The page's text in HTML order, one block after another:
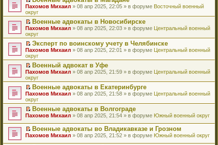
ю
б
щ
е
н
и
ю
о
м
у
с
о
о
б
щ
е
н
и
ю
и
т
а
н
н
о
м
у
с
о
о
б
щ
е
н
и
ю
е
п
р
о
ч
и
т
а
н
н
о
м
у
с
о
о
б
щ
е
н
ю
в
о
м
у
н
е
п
р
о
ч
и
т
а
н
н
о
м
у
с
о
б
щ
е
н
к
п
е
р
в
о
м
у
н
е
п
р
о
ч
и
т
а
н
н
о
м
у
с
о
й
т
и
к
п
е
р
в
о
м
у
н
е
п
р
о
ч
и
т
а
н
н
о
П
е
р
е
й
т
и
к
п
е
р
в
о
м
у
н
е
п
р
о
и
т
а
Пахомов Михаил » 08 апр 2025, 22:05 » в форуме Восточный военный
округ
П
е
р
е
й
т
и
к
п
е
р
в
о
м
у
н
п
р
о
ч
Военные адвокаты в Новосибирске
Пахомов Михаил » 08 апр 2025, 22:03 » в форуме Центральный военный
округ
П
е
р
е
й
т
и
к
п
е
р
в
о
м
у
н
Эксперт по воинскому учету в Челябинске
Пахомов Михаил » 08 апр 2025, 22:01 » в форуме Центральный военный
округ
П
е
р
е
й
т
и
к
п
е
р
в
Военный адвокат в Уфе
Пахомов Михаил » 08 апр 2025, 21:59 » в форуме Центральный военный
округ
П
е
р
е
й
и
к
п
Военные адвокаты в Екатеринбурге
Пахомов Михаил » 08 апр 2025, 21:58 » в форуме Центральный военный
округ
П
р
е
й
т
Военные адвокаты в Волгограде
Пахомов Михаил » 08 апр 2025, 21:54 » в форуме Южный военный округ
П
Военные адвокаты во Владикавказе и Грозном
Пахомов Михаил » 08 апр 2025, 21:52 » в форуме Южный военный округ